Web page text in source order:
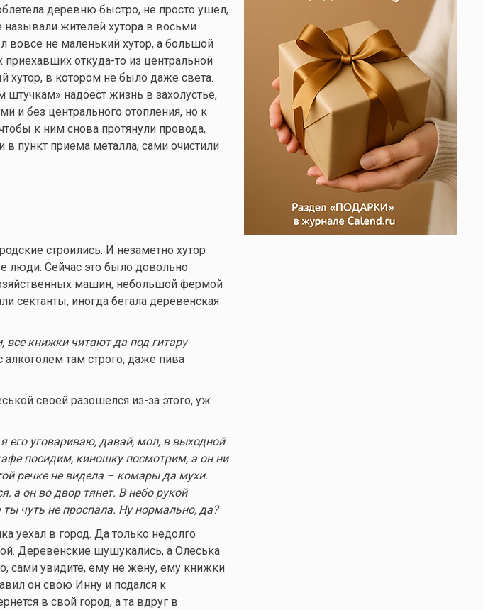
деревню быстро, не просто ушел,
называли жителей хутора в восьми
вовсе не маленький хутор, а большой
приехавших откуда-то из центральной
в котором не было даже света.
надоест жизнь в захолустье,
и без центрального отопления, но к
к ним снова протянули провода,
пункт приема металла, сами очистили
строились. И незаметно хутор
люди. Сейчас это было довольно
машин, небольшой фермой
сектанты, иногда бегала деревенская
книжки читают да под гитару
там строго, даже пива
своей разошелся из-за этого, уж
я его уговариваю, давай, мол, в выходной
посидим, киношку посмотрим, а он ни
речке не видела – комары да мухи.
а он во двор тянет. В небо рукой
чуть не проспала. Ну нормально, да?
уехал в город. Да только недолго
Деревенские шушукались, а Олеська
сами увидите, ему не жену, ему книжки
он свою Инну и подался к
в свой город, а та вдруг в